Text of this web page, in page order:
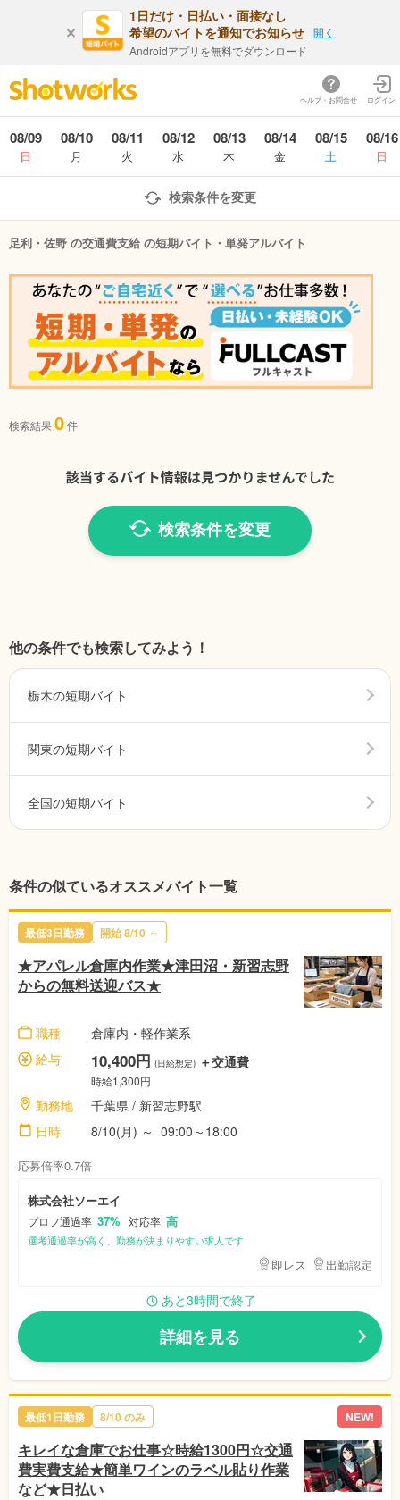
1日だけ・日払い・面接なし
希望のバイトを通知でお知らせ
Androidアプリを無料でダウンロード
開く
ヘルプ・お問合せ ログイン
08/09
日
08/10
月
08/11
火
08/12
水
08/13
木
08/14
金
08/15
土
08/16
日
検索条件を変更
足利・佐野 の交通費支給 の短期バイト・単発アルバイト
検索結果0件
検索条件を変更
他の条件でも検索してみよう！
栃木の短期バイト
関東の短期バイト
全国の短期バイト
条件の似ているオススメバイト一覧
最低3日勤務 開始8/10 ～
★アパレル倉庫内作業★津田沼・新習志野
からの無料送迎バス★
職種
倉庫内・軽作業系
給与
10,400円 (日給想定) ＋交通費
時給1,300円
勤務地 千葉県 / 新習志野駅
日時
8/10(月) ～ 09:00～18:00
応募倍率0.7倍
株式会社ソーエイ
プロフ通過率 37% 対応率 高
選考通過率が高く、勤務が決まりやすい求人です
即レス 出勤認定
あと3時間で終了
詳細を見る
最低1日勤務 8/10のみ NEW!
キレイな倉庫でお仕事☆時給1300円☆交通
費実費支給★簡単ワインのラベル貼り作業
など★日払い